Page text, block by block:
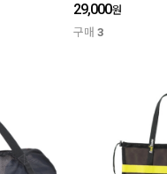
29,000원
구매 3